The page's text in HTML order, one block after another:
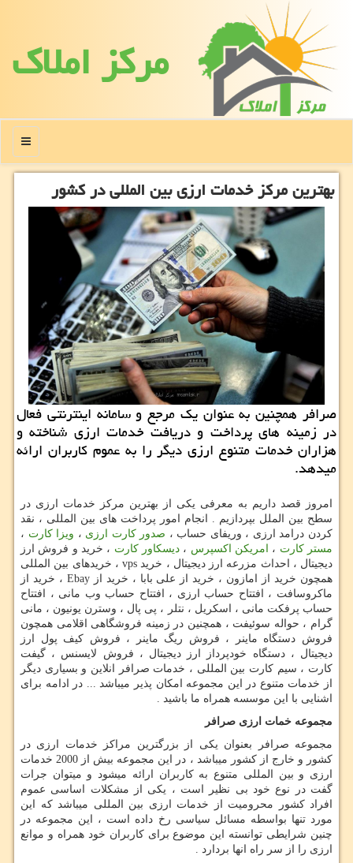
مركز املاك
منو
بهترین مركز خدمات ارزی بین المللی در كشور
صرافر همچنین به عنوان یك مرجع و سامانه اینترنتی فعال
در زمینه های پرداخت و دریافت خدمات ارزی شناخته و
هزاران خدمات متنوع ارزی دیگر را به عموم كاربران ارائه
میدهد.
امروز قصد داریم به معرفی یکی از بهترین مرکز خدمات ارزی در
سطح بین الملل بپردازیم . انجام امور پرداخت های بین المللی ، نقد
کردن درامد ارزی ، وریفای حساب ، صدور کارت ارزی ، ویزا کارت ،
مستر کارت ، امریکن اکسپرس ، دیسکاور کارت ، خرید و فروش ارز
دیجیتال ، احداث مزرعه ارز دیجیتال ، خرید vps ، خریدهای بین المللی
همچون خرید از امازون ، خرید از علی بابا ، خرید ازEbay ، خرید از
ماکروسافت ، افتتاح حساب ارزی ، افتتاح حساب وب مانی ، افتتاح
حساب پرفکت مانی ، اسکریل ، نتلر ، پی پال ، وسترن یونیون ، مانی
گرام ، حواله سوئیفت ، همچنین در زمینه فروشگاهی اقلامی همچون
فروش دستگاه ماینر ، فروش ریگ ماینر ، فروش کیف پول ارز
دیجیتال ، دستگاه خودپرداز ارز دیجیتال ، فروش لایسنس ، گیفت
کارت ، سیم کارت بین المللی ، خدمات صرافر انلاین و بسیاری دیگر
از خدمات متنوع در این مجموعه امکان پذیر میباشد ... در ادامه برای
اشنایی با این موسسه همراه ما باشید .
مجموعه خمات ارزی صرافر
مجموعه صرافر بعنوان یکی از بزرگترین مراکز خدمات ارزی در
کشور و خارج از کشور میباشد ، در این مجموعه بیش از 2000 خدمات
ارزی و بین المللی متنوع به کاربران ارائه میشود و میتوان جرات
گفت در نوع خود بی نظیر است ، یکی از مشکلات اساسی عموم
افراد کشور محرومیت از خدمات ارزی بین المللی میباشد که این
مورد تنها بواسطه مسائل سیاسی رخ داده است ، این مجموعه در
چنین شرایطی توانسته این موضوع برای کاربران خود همراه و موانع
ارزی را از سر راه انها بردارد .